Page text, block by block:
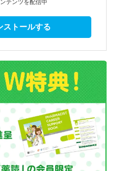
テンツを配信中
ストールする